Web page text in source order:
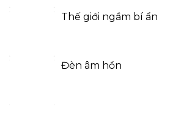
Thế giới ngầm bí ẩn
Đèn âm hồn